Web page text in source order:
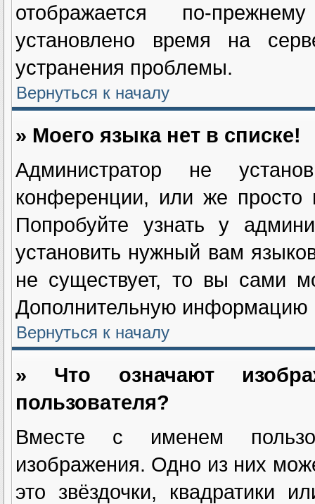
отображается по-
установлено время на
устранения проблемы.
Вернуться к началу
» Моего языка нет в списке!
Администратор не
конференции, или же
Попробуйте узнать у
установить нужный вам
не существует, то вы сами
Дополнительную информацию
Вернуться к началу
» Что означают
пользователя?
Вместе с именем
изображения. Одно из них
это звёздочки, квадратики